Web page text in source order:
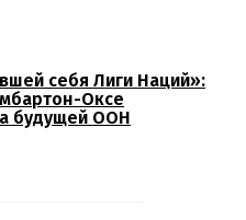
себя Лиги Наций»:
Оксе
будущей ООН